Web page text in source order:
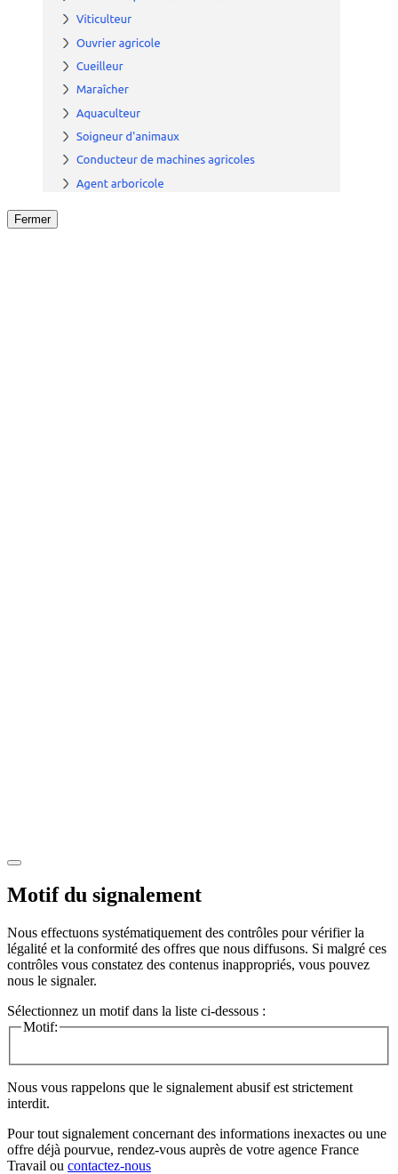
Fermer
Motif du signalement
Nous effectuons systématiquement des contrôles pour vérifier la
légalité et la conformité des offres que nous diffusons. Si malgré ces
contrôles vous constatez des contenus inappropriés, vous pouvez
nous le signaler.
Sélectionnez un motif dans la liste ci-dessous :
Motif:
Nous vous rappelons que le signalement abusif est strictement
interdit.
Pour tout signalement concernant des informations inexactes ou une
offre déjà pourvue, rendez-vous auprès de votre agence France
Travail ou contactez-nous